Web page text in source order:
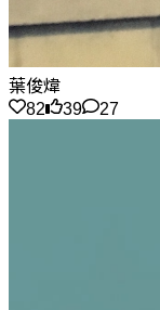
葉俊煒
82
39 27